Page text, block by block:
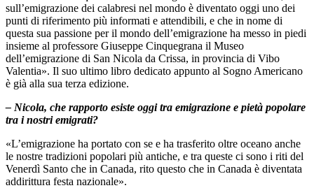
sull’emigrazione dei calabresi nel mondo è diventato oggi uno dei
punti di riferimento più informati e attendibili, e che in nome di
questa sua passione per il mondo dell’emigrazione ha messo in piedi
insieme al professore Giuseppe Cinquegrana il Museo
dell’emigrazione di San Nicola da Crissa, in provincia di Vibo
Valentia». Il suo ultimo libro dedicato appunto al Sogno Americano
è già alla sua terza edizione.
– Nicola, che rapporto esiste oggi tra emigrazione e pietà popolare
tra i nostri emigrati?
«L’emigrazione ha portato con se e ha trasferito oltre oceano anche
le nostre tradizioni popolari più antiche, e tra queste ci sono i riti del
Venerdì Santo che in Canada, rito questo che in Canada è diventata
addirittura festa nazionale».